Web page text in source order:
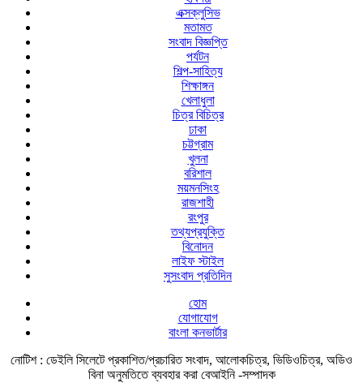
এক্সক্লুসিভ
মতামত
সংবাদ বিজ্ঞপ্তি
পর্যটন
শিল্প-সাহিত্য
শিক্ষাঙ্গন
খেলাধুলা
চিত্র বিচিত্র
ঢাকা
চট্টগ্রাম
খুলনা
বরিশাল
ময়মনসিংহ
রাজশাহী
রংপুর
তথ্যপ্রযুক্তি
বিনোদন
লাইফ স্টাইল
সুসংবাদ প্রতিদিন
হোম
যোগাযোগ
বাংলা কনভার্টার
নোটিশ : ডেইলি সিলেটে প্রকাশিত/প্রচারিত সংবাদ, আলোকচিত্র, ভিডিওচিত্র, অডিও
বিনা অনুমতিতে ব্যবহার করা বেআইনি -সম্পাদক